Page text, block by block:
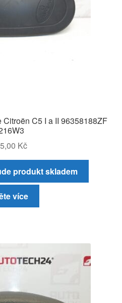
C5 I a II 96358188ZF
Kč
produkt skladem
více